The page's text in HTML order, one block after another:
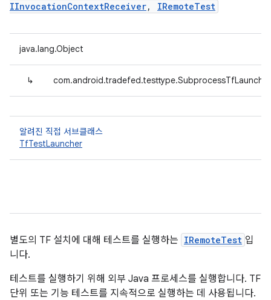
IInvocationContextReceiver, IRemoteTest
java.lang.Object
↳ com.android.tradefed.testtype.SubprocessTfLauncher
알려진 직접 서브클래스
TfTestLauncher
별도의 TF 설치에 대해 테스트를 실행하는 IRemoteTest 입
니다.
테스트를 실행하기 위해 외부 Java 프로세스를 실행합니다. TF
단위 또는 기능 테스트를 지속적으로 실행하는 데 사용됩니다.